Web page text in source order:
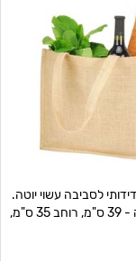
לסביבה עשוי יוטה.
מידות: גובה - 39 ס"מ, רוחב 35 ס"מ,